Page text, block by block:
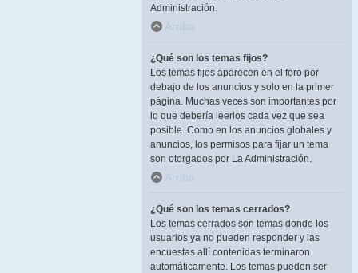
Administración.
Arriba
¿Qué son los temas fijos?
Los temas fijos aparecen en el foro por
debajo de los anuncios y solo en la primer
página. Muchas veces son importantes por
lo que debería leerlos cada vez que sea
posible. Como en los anuncios globales y
anuncios, los permisos para fijar un tema
son otorgados por La Administración.
Arriba
¿Qué son los temas cerrados?
Los temas cerrados son temas donde los
usuarios ya no pueden responder y las
encuestas allí contenidas terminaron
automáticamente. Los temas pueden ser